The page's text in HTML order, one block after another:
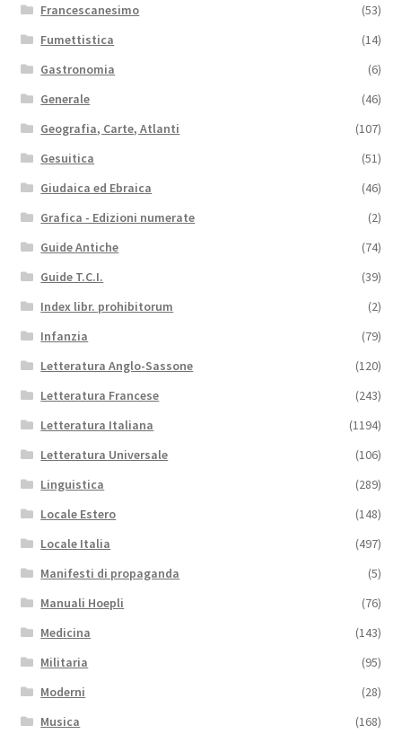
Francescanesimo
(53)
Fumettistica
(14)
Gastronomia
(6)
Generale
(46)
Geografia, Carte, Atlanti
(107)
Gesuitica
(51)
Giudaica ed Ebraica
(46)
Grafica - Edizioni numerate
(2)
Guide Antiche
(74)
Guide T.C.I.
(39)
Index libr. prohibitorum
(2)
Infanzia
(79)
Letteratura Anglo-Sassone
(120)
Letteratura Francese
(243)
Letteratura Italiana
(1194)
Letteratura Universale
(106)
Linguistica
(289)
Locale Estero
(148)
Locale Italia
(497)
Manifesti di propaganda
(5)
Manuali Hoepli
(76)
Medicina
(143)
Militaria
(95)
Moderni
(28)
Musica
(168)